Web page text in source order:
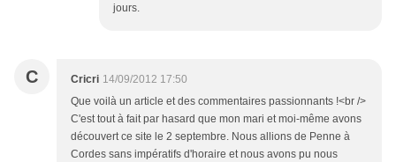
jours.
C Cricri 14/09/2012 17:50
Que voilà un article et des commentaires passionnants !<br />
C'est tout à fait par hasard que mon mari et moi-même avons
découvert ce site le 2 septembre. Nous allions de Penne à
Cordes sans impératifs d'horaire et nous avons pu nous